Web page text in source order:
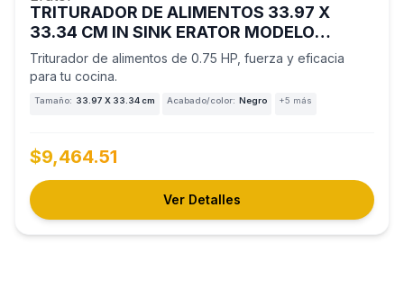
TRITURADOR DE ALIMENTOS 33.97 X
33.34 CM IN SINK ERATOR MODELO
PREMIUM 700 SR
Triturador de alimentos de 0.75 HP, fuerza y eficacia
para tu cocina.
Tamaño: 33.97 X 33.34 cm Acabado/color: Negro +5 más
$9,464.51
Ver Detalles